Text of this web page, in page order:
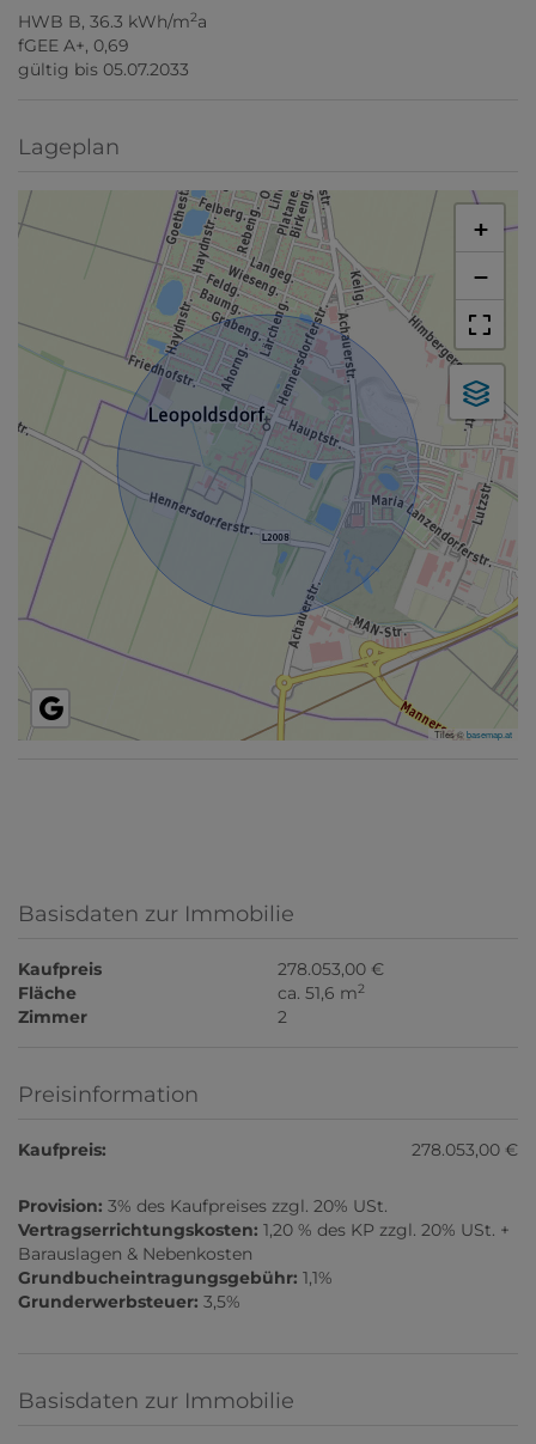
HWB B, 36.3 kWh/m2a
fGEE A+, 0,69
gültig bis 05.07.2033
Lageplan
+
−
Tiles ©basemap.at
Basisdaten zur Immobilie
Kaufpreis
278.053,00 €
Fläche
ca. 51,6 m2
Zimmer 2
Preisinformation
Kaufpreis: 278.053,00 €
Provision: 3% des Kaufpreises zzgl. 20% USt.
Vertragserrichtungskosten: 1,20 % des KP zzgl. 20% USt. +
Barauslagen & Nebenkosten
Grundbucheintragungsgebühr: 1,1%
Grunderwerbsteuer: 3,5%
Basisdaten zur Immobilie